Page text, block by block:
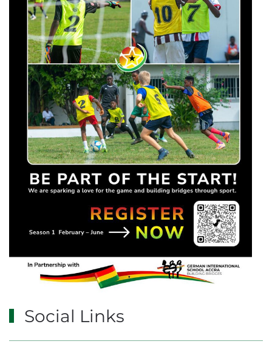
Social Links